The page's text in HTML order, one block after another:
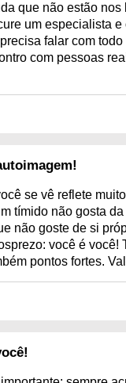
que não estão nos
um especialista e
falar com
com pessoas
se vê reflete
tímido não gosta
não goste de si
você é você!
pontos fortes.